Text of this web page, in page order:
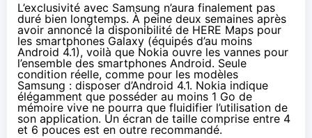
L’exclusivité avec Samsung n’aura finalement pas
duré bien longtemps. À peine deux semaines après
avoir annoncé la disponibilité de HERE Maps pour
les smartphones Galaxy (équipés d’au moins
Android 4.1), voilà que Nokia ouvre les vannes pour
l’ensemble des smartphones Android. Seule
condition réelle, comme pour les modèles
Samsung : disposer d’Android 4.1. Nokia indique
élégamment que posséder au moins 1 Go de
mémoire vive ne pourra que fluidifier l’utilisation de
son application. Un écran de taille comprise entre 4
et 6 pouces est en outre recommandé.